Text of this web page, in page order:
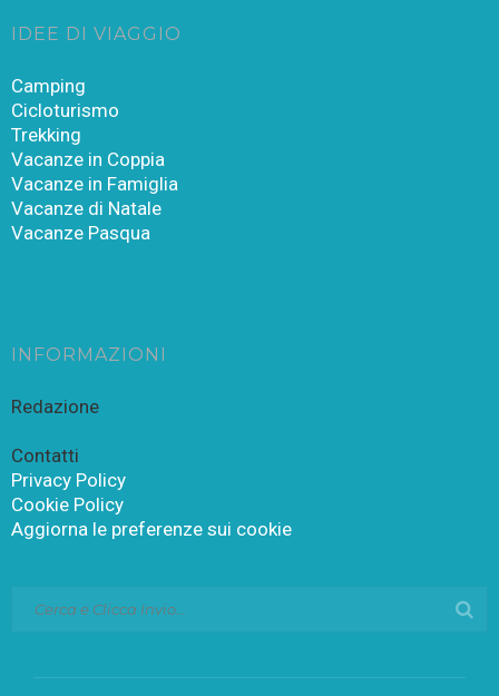
IDEE DI VIAGGIO
Camping
Cicloturismo
Trekking
Vacanze in Coppia
Vacanze in Famiglia
Vacanze di Natale
Vacanze Pasqua
INFORMAZIONI
Redazione
Contatti
Privacy Policy
Cookie Policy
Aggiorna le preferenze sui cookie